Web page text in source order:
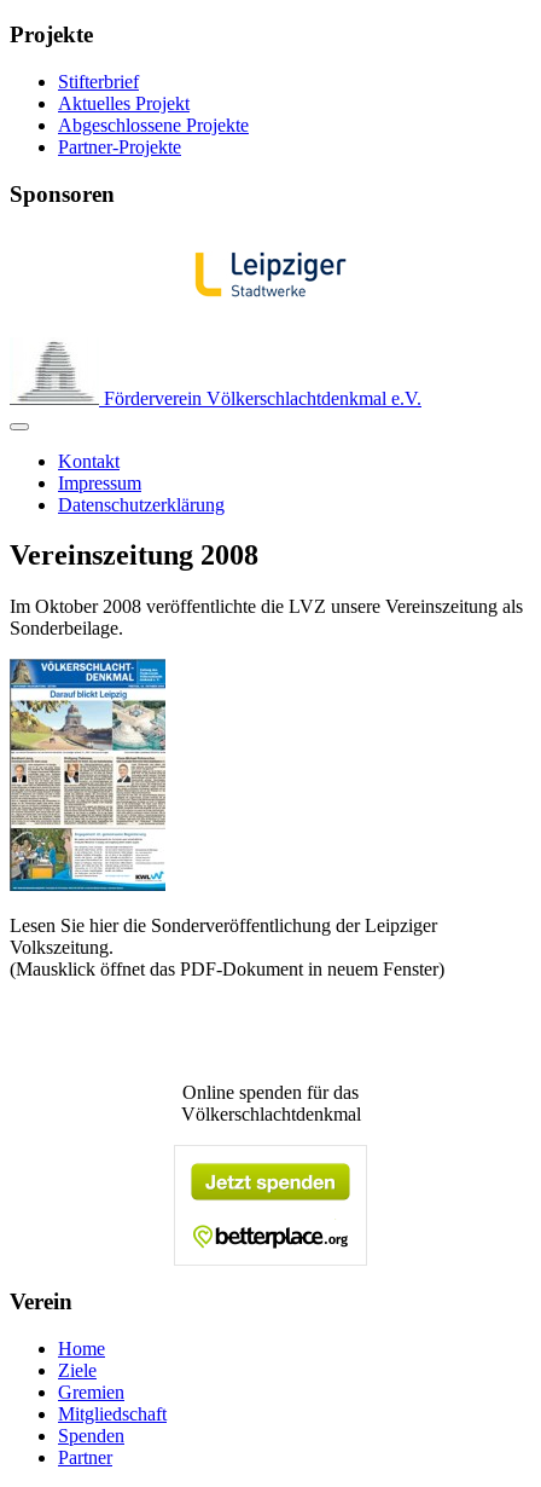
Projekte
Stifterbrief
Aktuelles Projekt
Abgeschlossene Projekte
Partner-Projekte
Sponsoren
Förderverein Völkerschlachtdenkmal e.V.
Kontakt
Impressum
Datenschutzerklärung
Vereinszeitung 2008
Im Oktober 2008 veröffentlichte die LVZ unsere Vereinszeitung als
Sonderbeilage.
Lesen Sie hier die Sonderveröffentlichung der Leipziger
Volkszeitung.
(Mausklick öffnet das PDF-Dokument in neuem Fenster)
Online spenden für das
Völkerschlachtdenkmal
Verein
Home
Ziele
Gremien
Mitgliedschaft
Spenden
Partner